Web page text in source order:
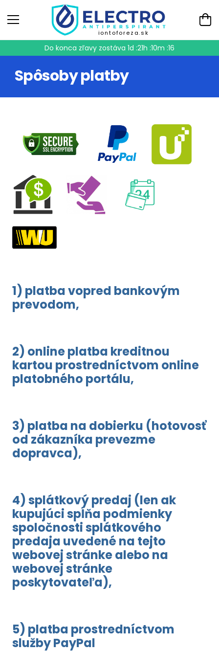
iontoforeza.sk
Do konca zľavy zostáva 1d :21h :10m :16
Spôsoby platby
1) platba vopred bankovým
prevodom,
2) online platba kreditnou
kartou prostredníctvom online
platobného portálu,
3) platba na dobierku (hotovosť
od zákazníka prevezme
dopravca),
4) splátkový predaj (len ak
kupujúci spĺňa podmienky
spoločnosti splátkového
predaja uvedené na tejto
webovej stránke alebo na
webovej stránke
poskytovateľa),
5) platba prostredníctvom
služby PayPal